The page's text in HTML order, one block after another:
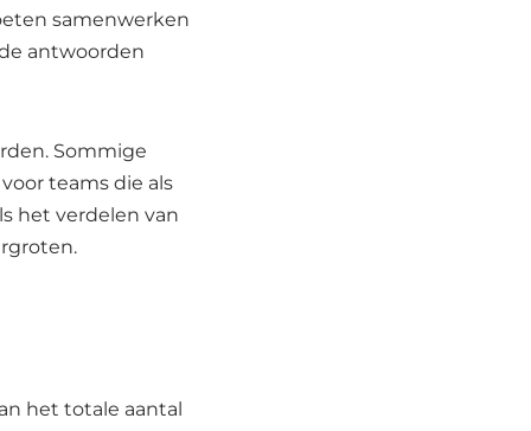
samenwerken
antwoorden
Sommige
teams die als
het verdelen van
het totale aantal